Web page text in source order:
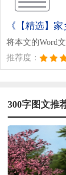
《【精选】
将本文的Word
推荐度：
300字图文推